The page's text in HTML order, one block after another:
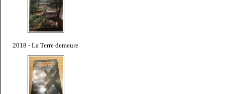
2018 - La Terre demeure